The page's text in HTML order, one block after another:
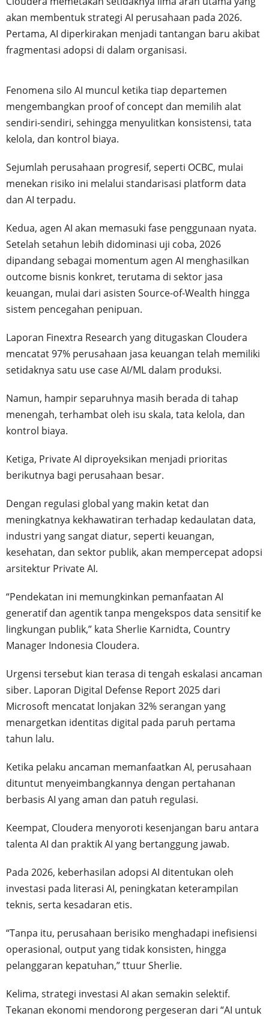
akan membentuk strategi AI perusahaan pada 2026.
Pertama, AI diperkirakan menjadi tantangan baru akibat
fragmentasi adopsi di dalam organisasi.
Fenomena silo AI muncul ketika tiap departemen
mengembangkan proof of concept dan memilih alat
sendiri-sendiri, sehingga menyulitkan konsistensi, tata
kelola, dan kontrol biaya.
Sejumlah perusahaan progresif, seperti OCBC, mulai
menekan risiko ini melalui standarisasi platform data
dan AI terpadu.
Kedua, agen AI akan memasuki fase penggunaan nyata.
Setelah setahun lebih didominasi uji coba, 2026
dipandang sebagai momentum agen AI menghasilkan
outcome bisnis konkret, terutama di sektor jasa
keuangan, mulai dari asisten Source-of-Wealth hingga
sistem pencegahan penipuan.
Laporan Finextra Research yang ditugaskan Cloudera
mencatat 97% perusahaan jasa keuangan telah memiliki
setidaknya satu use case AI/ML dalam produksi.
Namun, hampir separuhnya masih berada di tahap
menengah, terhambat oleh isu skala, tata kelola, dan
kontrol biaya.
Ketiga, Private AI diproyeksikan menjadi prioritas
berikutnya bagi perusahaan besar.
Dengan regulasi global yang makin ketat dan
meningkatnya kekhawatiran terhadap kedaulatan data,
industri yang sangat diatur, seperti keuangan,
kesehatan, dan sektor publik, akan mempercepat adopsi
arsitektur Private AI.
“Pendekatan ini memungkinkan pemanfaatan AI
generatif dan agentik tanpa mengekspos data sensitif ke
lingkungan publik,” kata Sherlie Karnidta, Country
Manager Indonesia Cloudera.
Urgensi tersebut kian terasa di tengah eskalasi ancaman
siber. Laporan Digital Defense Report 2025 dari
Microsoft mencatat lonjakan 32% serangan yang
menargetkan identitas digital pada paruh pertama
tahun lalu.
Ketika pelaku ancaman memanfaatkan AI, perusahaan
dituntut menyeimbangkannya dengan pertahanan
berbasis AI yang aman dan patuh regulasi.
Keempat, Cloudera menyoroti kesenjangan baru antara
talenta AI dan praktik AI yang bertanggung jawab.
Pada 2026, keberhasilan adopsi AI ditentukan oleh
investasi pada literasi AI, peningkatan keterampilan
teknis, serta kesadaran etis.
“Tanpa itu, perusahaan berisiko menghadapi inefisiensi
operasional, output yang tidak konsisten, hingga
pelanggaran kepatuhan,” ttuur Sherlie.
Kelima, strategi investasi AI akan semakin selektif.
Tekanan ekonomi mendorong pergeseran dari “AI untuk